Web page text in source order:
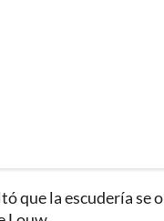
que la escudería se